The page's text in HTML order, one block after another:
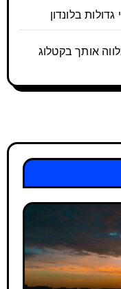
בלונדון
אותך בקטלוג